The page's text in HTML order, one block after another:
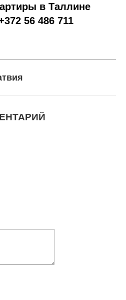
в Таллине
56 486 711